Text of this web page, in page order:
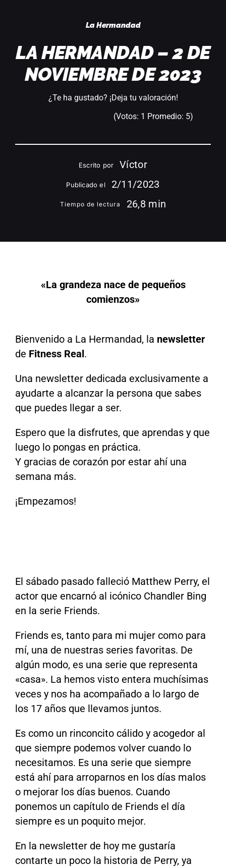
La Hermandad
LA HERMANDAD – 2 DE
NOVIEMBRE DE 2023
¿Te ha gustado? ¡Deja tu valoración!
(Votos: 1 Promedio: 5)
Escrito por Víctor
Publicado el 2/11/2023
Tiempo de lectura 26,8 min
«La grandeza nace de pequeños
comienzos»
Bienvenido a La Hermandad, la newsletter
de Fitness Real.
Una newsletter dedicada exclusivamente a
ayudarte a alcanzar la persona que sabes
que puedes llegar a ser.
Espero que la disfrutes, que aprendas y que
luego lo pongas en práctica.
Y gracias de corazón por estar ahí una
semana más.
¡Empezamos!
El sábado pasado falleció Matthew Perry, el
actor que encarnó al icónico Chandler Bing
en la serie Friends.
Friends es, tanto para mi mujer como para
mí, una de nuestras series favoritas. De
algún modo, es una serie que representa
«casa». La hemos visto entera muchísimas
veces y nos ha acompañado a lo largo de
los 17 años que llevamos juntos.
Es como un rinconcito cálido y acogedor al
que siempre podemos volver cuando lo
necesitamos. Es una serie que siempre
está ahí para arroparnos en los días malos
o mejorar los días buenos. Cuando
ponemos un capítulo de Friends el día
siempre es un poquito mejor.
En la newsletter de hoy me gustaría
contarte un poco la historia de Perry, ya